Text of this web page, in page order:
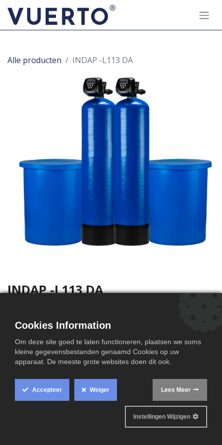
Alle producten INDAP -L113 DA
INDAP -L113 DA
Technische informatie
Cookies Information
Om deze site goed te laten functioneren, plaatsen we soms
kleine gegevensbestanden genaamd Cookies op uw
apparaat. De meeste grote websites doen dit ook.
Accepteer Weiger Lees Meer
Instellingen Wijzigen